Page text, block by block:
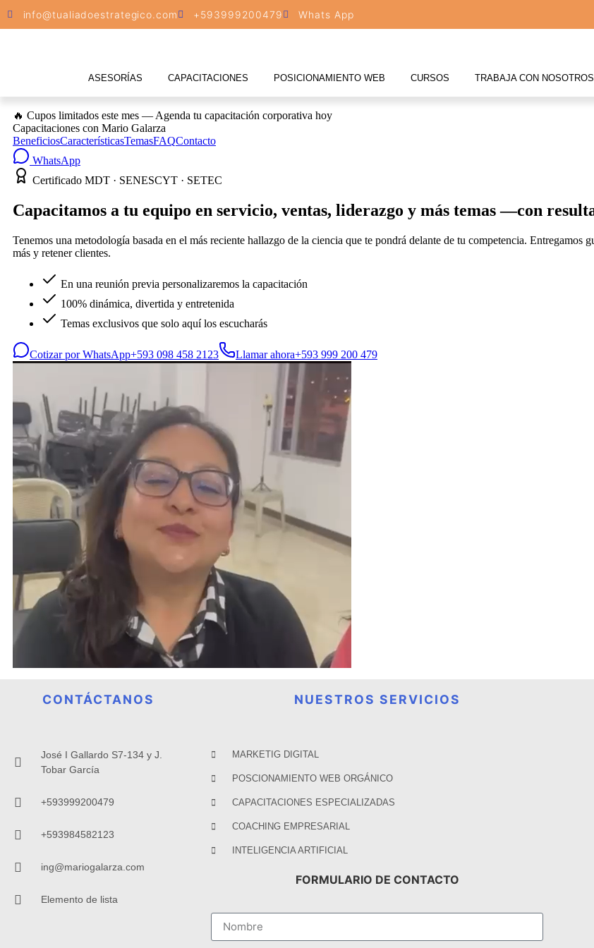
info@tualiadoestrategico.com +593999200479 Whats App
ASESORÍAS CAPACITACIONES POSICIONAMIENTO WEB CURSOS TRABAJA CON NOSOTROS
CONTÁCTANOS
José I Gallardo S7-134 y J.
Tobar García
+593999200479
+593984582123
ing@mariogalarza.com
Elemento de lista
NUESTROS SERVICIOS
MARKETIG DIGITAL
POSCIONAMIENTO WEB ORGÁNICO
CAPACITACIONES ESPECIALIZADAS
COACHING EMPRESARIAL
INTELIGENCIA ARTIFICIAL
FORMULARIO DE CONTACTO